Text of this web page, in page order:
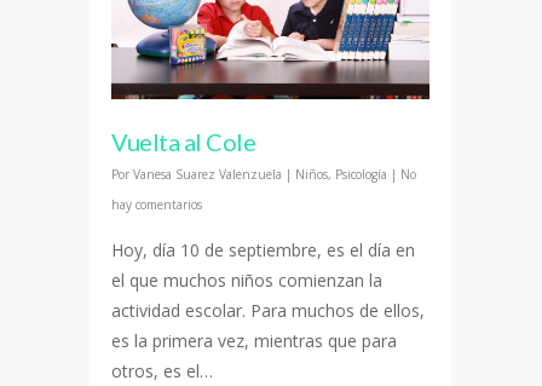
Vuelta al Cole
Por Vanesa Suarez Valenzuela | Niños, Psicología | No
hay comentarios
Hoy, día 10 de septiembre, es el día en
el que muchos niños comienzan la
actividad escolar. Para muchos de ellos,
es la primera vez, mientras que para
otros, es el…